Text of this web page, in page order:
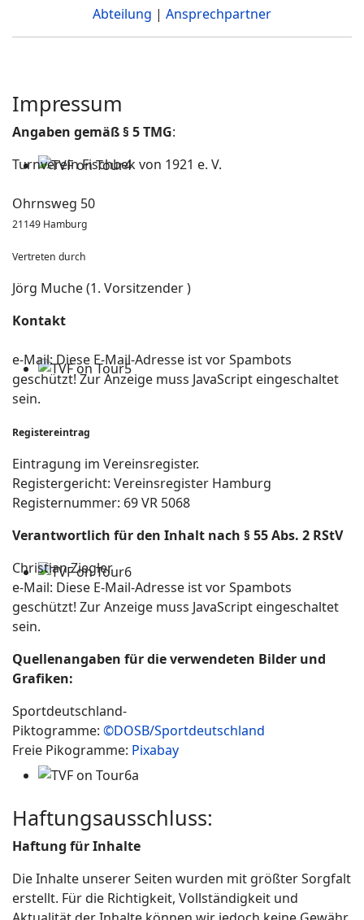
Abteilung | Ansprechpartner
Impressum
Angaben gemäß § 5 TMG:
Turnverein Fischbek von 1921 e. V.
Ohrnsweg 50
21149 Hamburg
Vertreten durch
Jörg Muche (1. Vorsitzender )
Kontakt
e-Mail:Diese E-Mail-Adresse ist vor Spambots
geschützt! Zur Anzeige muss JavaScript eingeschaltet
sein.
Registereintrag
Eintragung im Vereinsregister.
Registergericht: Vereinsregister Hamburg
Registernummer: 69 VR 5068
Verantwortlich für den Inhalt nach § 55 Abs. 2 RStV
Christian Ziegler
e-Mail: Diese E-Mail-Adresse ist vor Spambots
geschützt! Zur Anzeige muss JavaScript eingeschaltet
sein.
Quellenangaben für die verwendeten Bilder und
Grafiken:
Sportdeutschland-
Piktogramme: ©DOSB/Sportdeutschland
Freie Pikogramme: Pixabay
Haftungsausschluss:
Haftung für Inhalte
Die Inhalte unserer Seiten wurden mit größter Sorgfalt
erstellt. Für die Richtigkeit, Vollständigkeit und